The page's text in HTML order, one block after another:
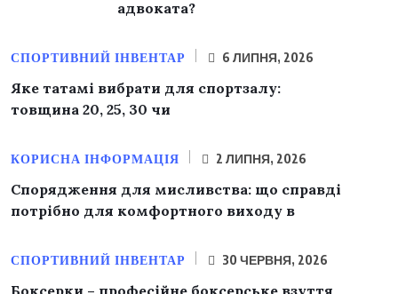
адвоката?
СПОРТИВНИЙ ІНВЕНТАР 6 ЛИПНЯ, 2026
Яке татамі вибрати для спортзалу:
товщина 20, 25, 30 чи
КОРИСНА ІНФОРМАЦІЯ 2 ЛИПНЯ, 2026
Спорядження для мисливства: що справді
потрібно для комфортного виходу в
СПОРТИВНИЙ ІНВЕНТАР 30 ЧЕРВНЯ, 2026
Боксерки – професійне боксерське взуття